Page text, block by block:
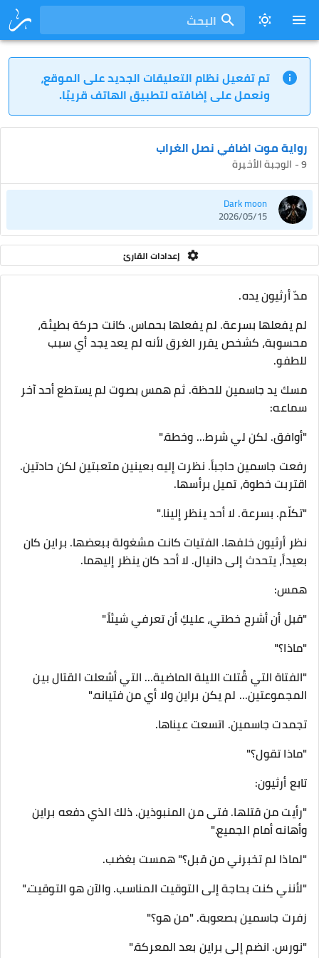
البحث
تم تفعيل نظام التعليقات الجديد على الموقع،
ونعمل على إضافته لتطبيق الهاتف قريبًا.
رواية موت اضافي نصل الغراب
9 - الوجبة الأخيرة
Dark moon
2026/05/15
إعدادات القارئ
مدّ أرثيون يده.
لم يفعلها بسرعة. لم يفعلها بحماس. كانت حركة بطيئة،
محسوبة، كشخص يقرر الغرق لأنه لم يعد يجد أي سبب
للطفو.
مسك يد جاسمين للحظة. ثم همس بصوت لم يستطع أحد آخر
سماعه:
"أوافق. لكن لي شرط... وخطة."
رفعت جاسمين حاجباً. نظرت إليه بعينين متعبتين لكن حادتين.
اقتربت خطوة، تميل برأسها.
"تكلّم. بسرعة. لا أحد ينظر إلينا."
نظر أرثيون خلفها. الفتيات كانت مشغولة ببعضها. براين كان
بعيداً، يتحدث إلى دانيال. لا أحد كان ينظر إليهما.
همس:
"قبل أن أشرح خطتي، عليكِ أن تعرفي شيئاً."
"ماذا؟"
"الفتاة التي قُتلت الليلة الماضية... التي أشعلت القتال بين
المجموعتين... لم يكن براين ولا أي من فتيانه."
تجمدت جاسمين. اتسعت عيناها.
"ماذا تقول؟"
تابع أرثيون:
"رأيت من قتلها. فتى من المنبوذين. ذلك الذي دفعه براين
وأهانه أمام الجميع."
"لماذا لم تخبرني من قبل؟" همست بغضب.
"لأنني كنت بحاجة إلى التوقيت المناسب. والآن هو التوقيت."
زفرت جاسمين بصعوبة. "من هو؟"
"نورس. انضم إلى براين بعد المعركة."